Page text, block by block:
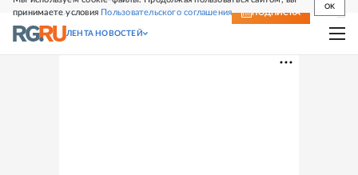
принимаете условия Пользовательского соглашения
OK
СВЕЖИЙ НОМЕР ПОДПИСКА
ЛЕНТА НОВОСТЕЙ